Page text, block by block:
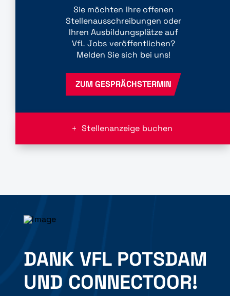
Sie möchten Ihre offenen
Stellenausschreibungen oder
Ihren Ausbildungsplätze auf
VfL Jobs veröffentlichen?
Melden Sie sich bei uns!
ZUM GESPRÄCHSTERMIN
Stellenanzeige buchen
DANK VFL POTSDAM
UND CONNECTOOR!